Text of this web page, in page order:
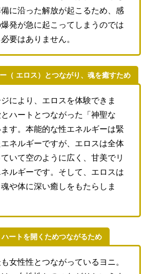
に沿った解放が起こるため、感
発が急に起こってしまうのでは
要はありません。
（ エロス）とつながり、魂を癒すため
により、エロスを体験できま
ハートとつながった「神聖な
す。本能的な性エネルギーは緊
ネルギーですが、エロスは全体
いて空のように広く、甘美でリ
ルギーです。そして、エロスは
や体に深い癒しをもたらしま
ートを開くためつながるため
女性性とつながっているヨニ。